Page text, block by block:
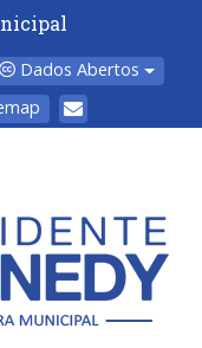
Dados Abertos